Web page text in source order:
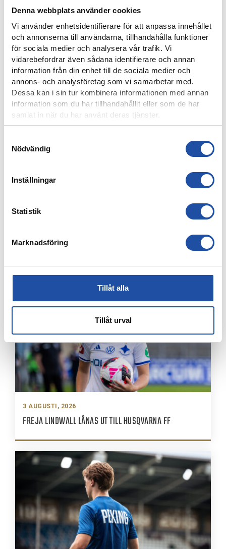
Denna webbplats använder cookies
Vi använder enhetsidentifierare för att anpassa innehållet
och annonserna till användarna, tillhandahålla funktioner
för sociala medier och analysera vår trafik. Vi
vidarebefordrar även sådana identifierare och annan
information från din enhet till de sociala medier och
annons- och analysföretag som vi samarbetar med.
Dessa kan i sin tur kombinera informationen med annan
information som du har tillhandahållit eller som de har
samlat in när du har använt deras tjänster.
Nödvändig
Inställningar
Statistik
Marknadsföring
Tillåt alla
Tillåt urval
FARTFYLLD OCH TÄT MATCH I LIGACUPEN – KYLIAN
NÄTADE MOT DJURGÅRDEN
4 AUGUSTI, 2026
3 AUGUSTI, 2026
FREJA LINDWALL LÅNAS UT TILL HUSQVARNA FF